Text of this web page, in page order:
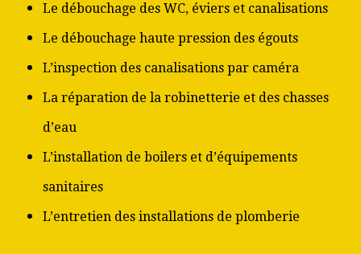
Le débouchage des WC, éviers et canalisations
Le débouchage haute pression des égouts
L’inspection des canalisations par caméra
La réparation de la robinetterie et des chasses
d’eau
L’installation de boilers et d’équipements
sanitaires
L’entretien des installations de plomberie